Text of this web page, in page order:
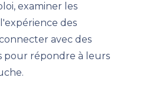
examiner les
des
avec des
pour répondre à leurs